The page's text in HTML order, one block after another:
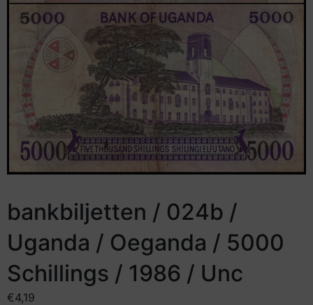
bankbiljetten / 024b /
Uganda / Oeganda / 5000
Schillings / 1986 / Unc
€4,19